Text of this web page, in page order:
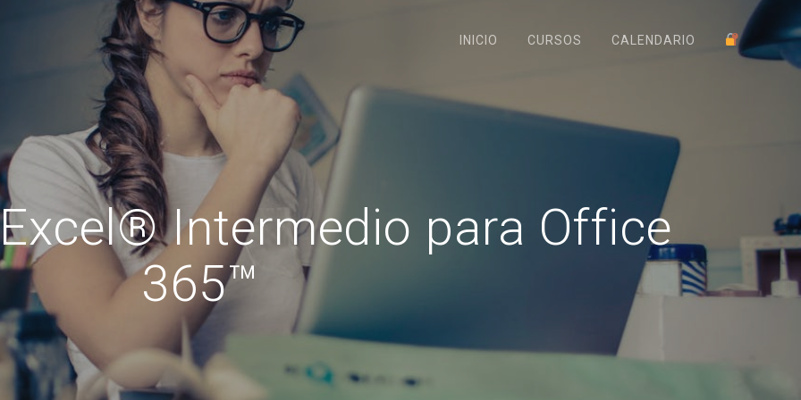
INICIO CURSOS CALENDARIO
Intermedio para Office
365™